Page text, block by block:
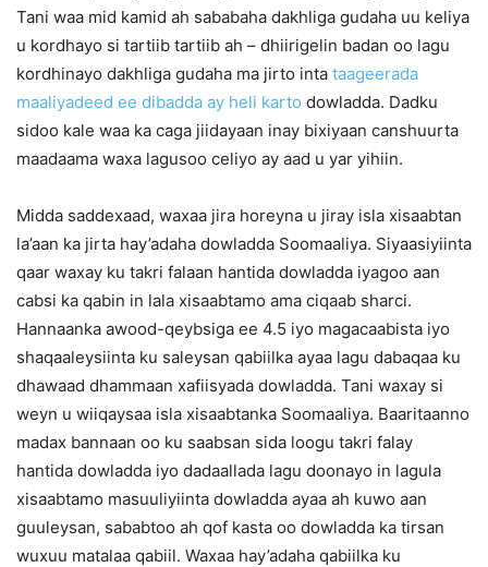
Tani waa mid kamid ah sababaha dakhliga gudaha uu keliya
u kordhayo si tartiib tartiib ah – dhiirigelin badan oo lagu
kordhinayo dakhliga gudaha ma jirto inta taageerada
maaliyadeed ee dibadda ay heli karto dowladda. Dadku
sidoo kale waa ka caga jiidayaan inay bixiyaan canshuurta
maadaama waxa lagusoo celiyo ay aad u yar yihiin.
Midda saddexaad, waxaa jira horeyna u jiray isla xisaabtan
la’aan ka jirta hay’adaha dowladda Soomaaliya. Siyaasiyiinta
qaar waxay ku takri falaan hantida dowladda iyagoo aan
cabsi ka qabin in lala xisaabtamo ama ciqaab sharci.
Hannaanka awood-qeybsiga ee 4.5 iyo magacaabista iyo
shaqaaleysiinta ku saleysan qabiilka ayaa lagu dabaqaa ku
dhawaad dhammaan xafiisyada dowladda. Tani waxay si
weyn u wiiqaysaa isla xisaabtanka Soomaaliya. Baaritaanno
madax bannaan oo ku saabsan sida loogu takri falay
hantida dowladda iyo dadaallada lagu doonayo in lagula
xisaabtamo masuuliyiinta dowladda ayaa ah kuwo aan
guuleysan, sababtoo ah qof kasta oo dowladda ka tirsan
wuxuu matalaa qabiil. Waxaa hay’adaha qabiilka ku